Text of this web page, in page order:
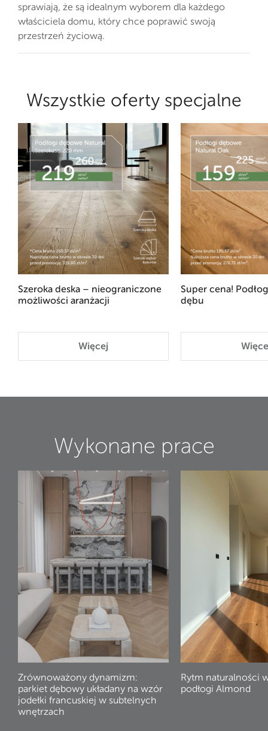
sprawiają, że są idealnym wyborem dla każdego
właściciela domu, który chce poprawić swoją
przestrzeń życiową.
Wszystkie oferty specjalne
Szeroka deska – nieograniczone
możliwości aranżacji
Więcej
Super cena!
dębu
Wykonane prace
Zrównoważony dynamizm:
parkiet dębowy układany na wzór
jodełki francuskiej w subtelnych
wnętrzach
Rytm naturalności
podłogi Almond